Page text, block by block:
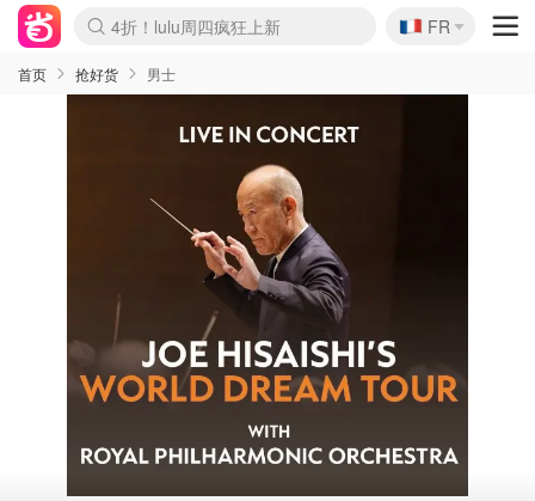
Boticinal 夏促开抢！
4折！lulu周四疯狂上新
还没结束！&OtherStories大促
Joybuy变相75折 随时失效
速领！Stanley独家85折
疑似霸哥！Camper额外叠85折
Zalando 奥莱闪促！每日更新
Moncler反季囤！5折起+叠9折
Coach Brooklyn仅€192
🇫🇷
FR
首页 抢好货 男士